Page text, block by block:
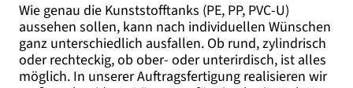
Wie genau die Kunststofftanks (PE, PP, PVC-U)
aussehen sollen, kann nach individuellen Wünschen
ganz unterschiedlich ausfallen. Ob rund, zylindrisch
oder rechteckig, ob ober- oder unterirdisch, ist alles
möglich. In unserer Auftragsfertigung realisieren wir